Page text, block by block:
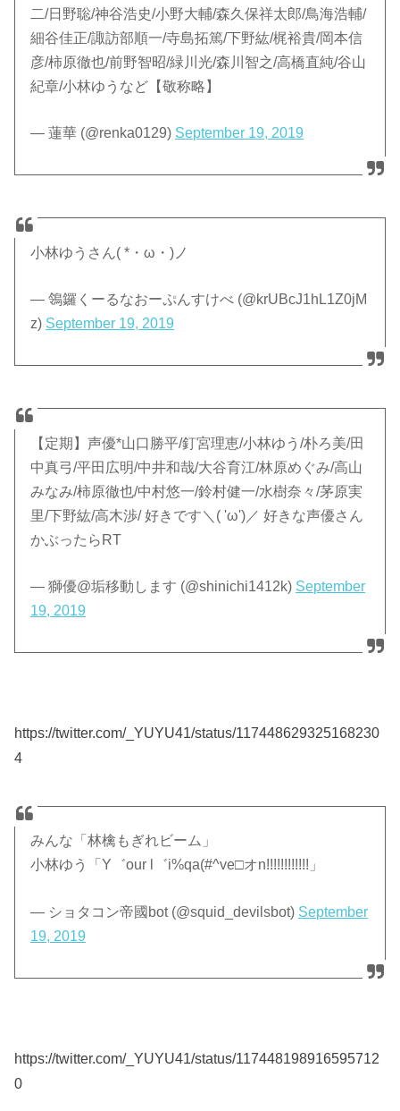
二/日野聡/神谷浩史/小野大輔/森久保祥太郎/鳥海浩輔/
細谷佳正/諏訪部順一/寺島拓篤/下野紘/梶裕貴/岡本信
彦/柿原徹也/前野智昭/緑川光/森川智之/高橋直純/谷山
紀章/小林ゆうなど【敬称略】
— 蓮華 (@renka0129) September 19, 2019
小林ゆうさん( *・ω・)ノ
— 鴒鑼くーるなおーぷんすけべ (@krUBcJ1hL1Z0jM
z) September 19, 2019
【定期】声優*山口勝平/釘宮理恵/小林ゆう/朴ろ美/田
中真弓/平田広明/中井和哉/大谷育江/林原めぐみ/高山
みなみ/柿原徹也/中村悠一/鈴村健一/水樹奈々/茅原実
里/下野紘/高木渉/ 好きです＼( 'ω')／ 好きな声優さん
かぶったらRT
— 獅優@垢移動します (@shinichi1412k) September
19, 2019
https://twitter.com/_YUYU41/status/117448629325168230
4
みんな「林檎もぎれビーム」
小林ゆう「Y゛our l゛i%qa(#^ve□オn!!!!!!!!!!!!」
— ショタコン帝國bot (@squid_devilsbot) September
19, 2019
https://twitter.com/_YUYU41/status/117448198916595712
0